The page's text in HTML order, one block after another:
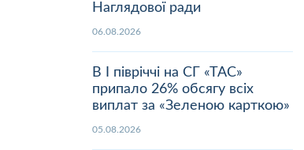
Наглядової ради
06.08.2026
В І півріччі на СГ «ТАС»
припало 26% обсягу всіх
виплат за «Зеленою карткою»
05.08.2026